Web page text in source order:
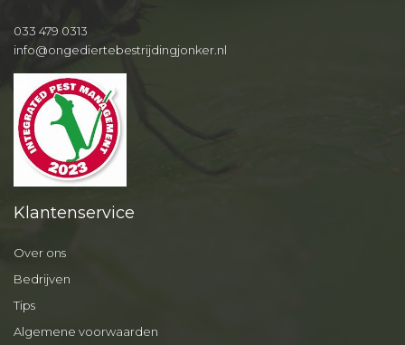
033 479 0313
info@ongediertebestrijdingjonker.nl
Klantenservice
Over ons
Bedrijven
Tips
Algemene voorwaarden